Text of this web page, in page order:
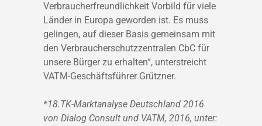
Verbraucherfreundlichkeit Vorbild für viele
Länder in Europa geworden ist. Es muss
gelingen, auf dieser Basis gemeinsam mit
den Verbraucherschutzzentralen CbC für
unsere Bürger zu erhalten“, unterstreicht
VATM-Geschäftsführer Grützner.
*18.TK-Marktanalyse Deutschland 2016
von Dialog Consult und VATM, 2016, unter: